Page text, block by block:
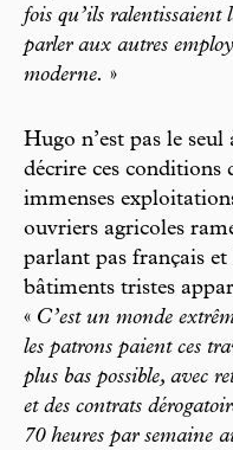
fois qu’ils
parler aux autres
moderne. »
Hugo n’est pas le seul
décrire ces conditions
immenses
ouvriers agricoles
parlant pas français et
bâtiments tristes
« C’est un monde
les patrons paient ces
plus bas possible, avec
et des contrats
70 heures par semaine